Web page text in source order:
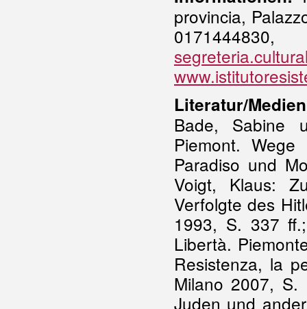
provincia,
Literatur/
Bade, Sabine
Piemont.
Paradiso und
Voigt, Klaus:
Verfolgte des
1993, S. 337
Libertà.
Resistenza, la
Milano 2007,
Juden und